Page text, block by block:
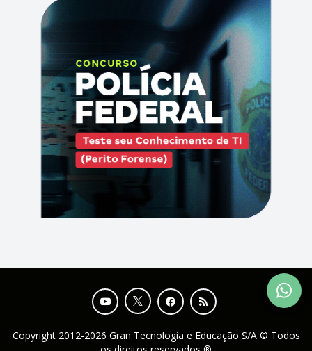
Copyright 2012-2026 Gran Tecnologia e Educação S/A © Todos